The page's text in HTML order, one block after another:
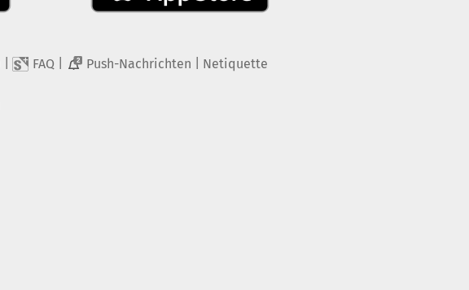
FAQ 2 Push-Nachrichten Netiquette